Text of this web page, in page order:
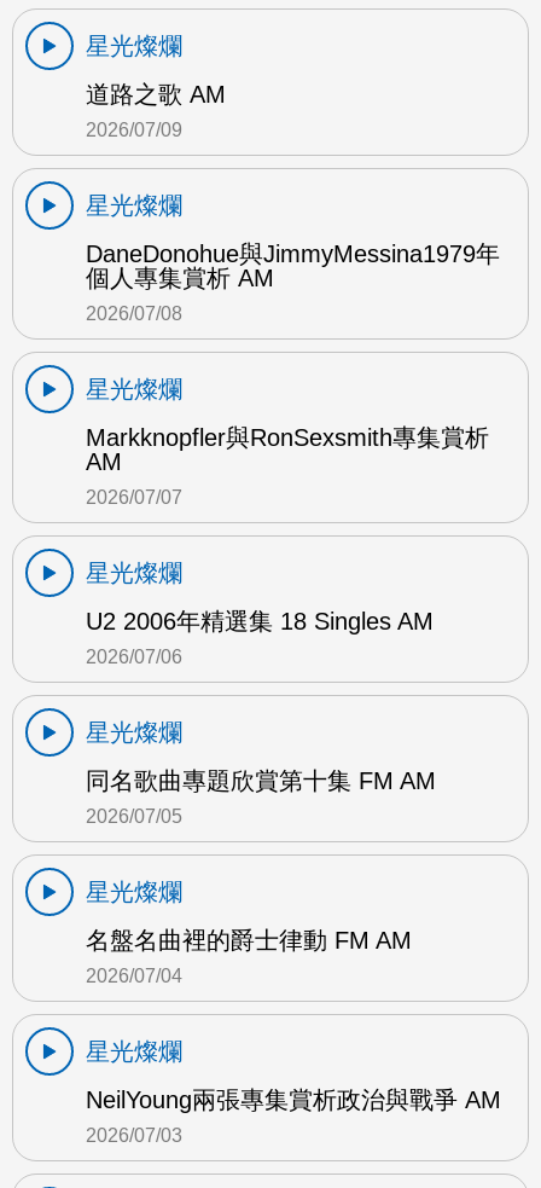
星光燦爛
道路之歌 AM
2026/07/09
星光燦爛
DaneDonohue與JimmyMessina1979年
個人專集賞析 AM
2026/07/08
星光燦爛
Markknopfler與RonSexsmith專集賞析
AM
2026/07/07
星光燦爛
U2 2006年精選集 18 Singles AM
2026/07/06
星光燦爛
同名歌曲專題欣賞第十集 FM AM
2026/07/05
星光燦爛
名盤名曲裡的爵士律動 FM AM
2026/07/04
星光燦爛
NeilYoung兩張專集賞析政治與戰爭 AM
2026/07/03